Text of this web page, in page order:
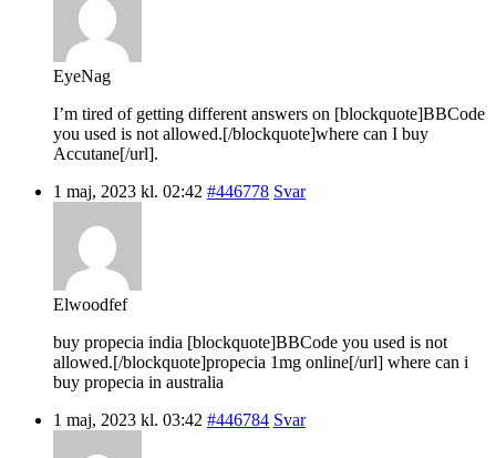
EyeNag
I’m tired of getting different answers on [blockquote]BBCode
you used is not allowed.[/blockquote]where can I buy
Accutane[/url].
1 maj, 2023 kl. 02:42 #446778 Svar
Elwoodfef
buy propecia india [blockquote]BBCode you used is not
allowed.[/blockquote]propecia 1mg online[/url] where can i
buy propecia in australia
1 maj, 2023 kl. 03:42 #446784 Svar